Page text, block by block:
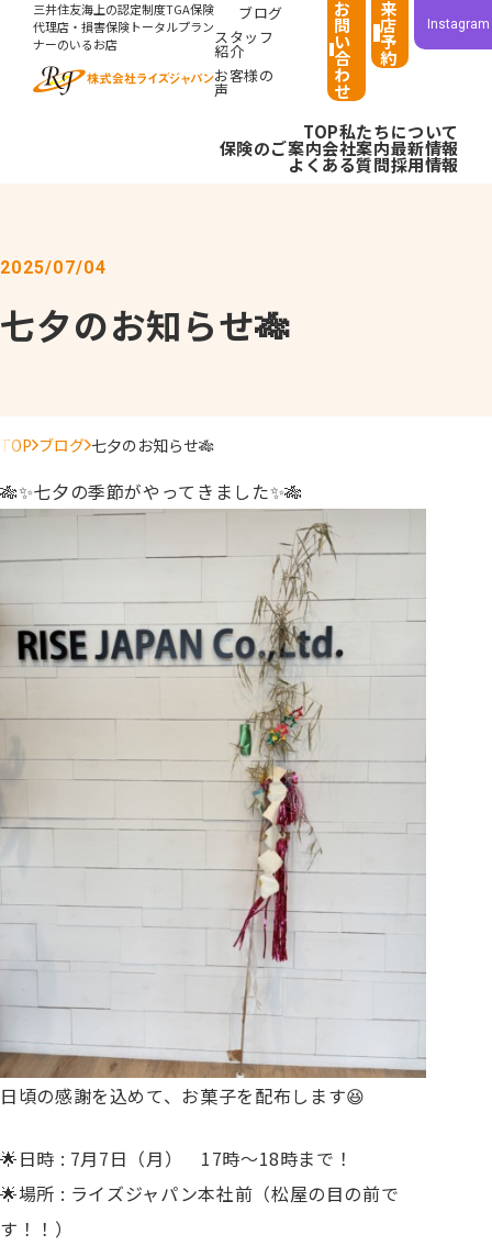
三井住友海上の認定制度TGA保険
代理店・損害保険トータルプラン
ナーのいるお店
TOP私たちについて
保険のご案内会社案内最新情報
よくある質問採用情報
ブログ
スタッフ
紹介
お客様の
声
お
問
い
合
わ
せ
来
店
予
約
Instagram
2025/07/04
七夕のお知らせ🎋
TOP ブログ 七夕のお知らせ🎋
🎋✨七夕の季節がやってきました✨🎋
日頃の感謝を込めて、お菓子を配布します😆
🌟日時 : 7月7日（月） 17時～18時まで！
🌟場所 : ライズジャパン本社前（松屋の目の前で
す！！）